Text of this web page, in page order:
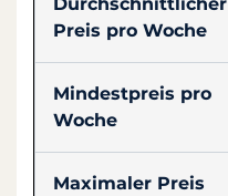
Durchschnittlicher
Preis pro Woche
Mindestpreis pro
Woche
Maximaler Preis